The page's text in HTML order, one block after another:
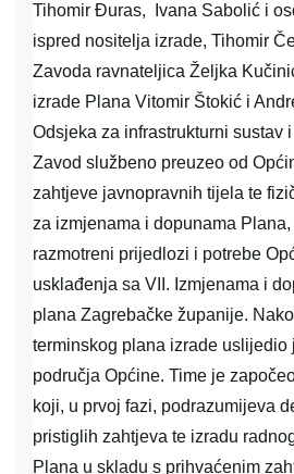
Tihomir Đuras, Ivana Sabolić i
ispred nositelja izrade, Tihomir
Zavoda ravnateljica Željka
izrade Plana Vitomir Štokić i
Odsjeka za infrastrukturni sustav
Zavod službeno preuzeo od
zahtjeve javnopravnih tijela te
za izmjenama i dopunama Plana,
razmotreni prijedlozi i potrebe
usklađenja sa VII. Izmjenama i
plana Zagrebačke županije.
terminskog plana izrade uslijedio
područja Općine. Time je
koji, u prvoj fazi, podrazumijeva
pristiglih zahtjeva te izradu
Plana u skladu s prihvaćenim